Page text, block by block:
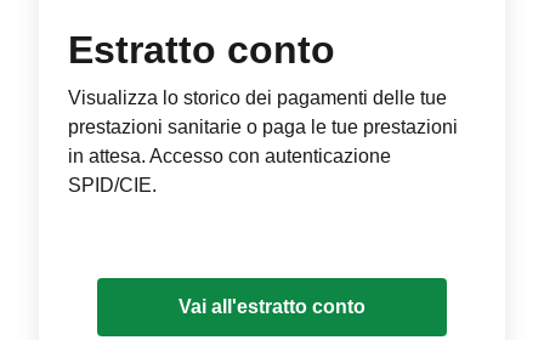
Estratto conto
Visualizza lo storico dei pagamenti delle tue
prestazioni sanitarie o paga le tue prestazioni
in attesa. Accesso con autenticazione
SPID/CIE.
Vai all'estratto conto